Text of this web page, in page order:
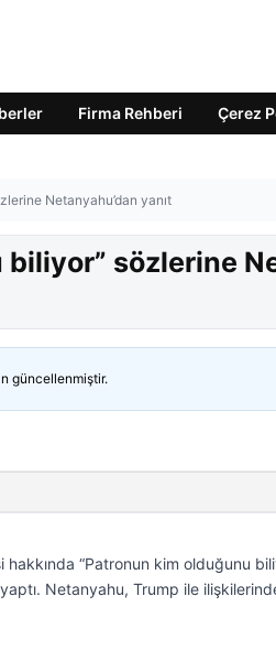
Firma Rehberi Çerez
Netanyahu’dan yanıt
sözlerine
güncellenmiştir.
“Patronun kim olduğunu
Netanyahu, Trump ile